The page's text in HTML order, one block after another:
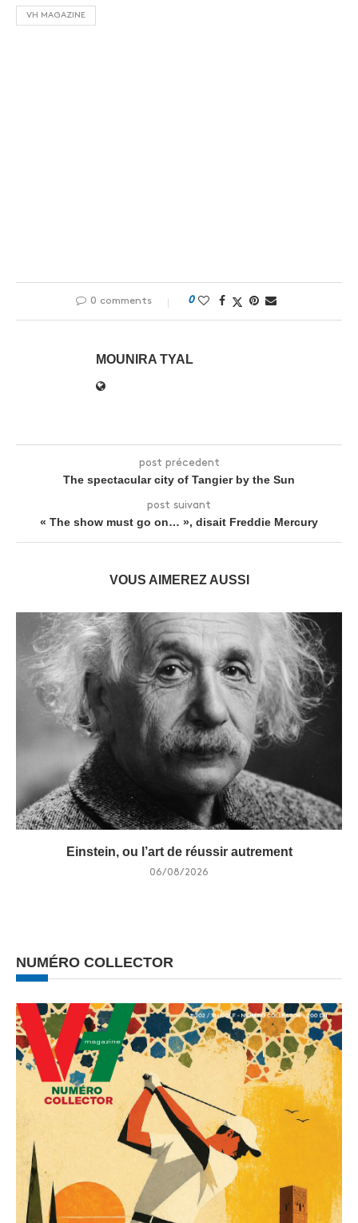
VH MAGAZINE
0 comments 0
MOUNIRA TYAL
post précedent
The spectacular city of Tangier by the Sun
post suivant
« The show must go on… », disait Freddie Mercury
VOUS AIMEREZ AUSSI
Einstein, ou l’art de réussir autrement
06/08/2026
NUMÉRO COLLECTOR